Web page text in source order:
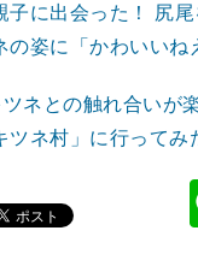
子に出会った！ 尻
の姿に「かわいいね
ツネとの触れ合いが
ツネ村」に行ってみ